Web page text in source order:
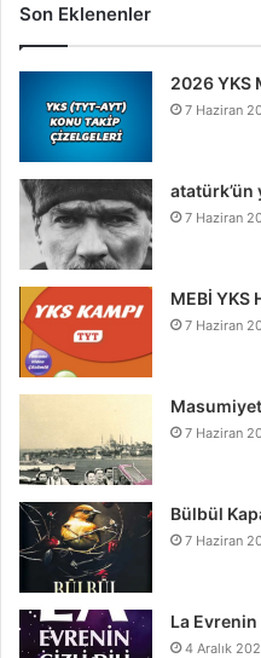
Son Eklenenler
2026 YKS
7 Haziran
atatürk’ün
7 Haziran
MEBİ YKS
7 Haziran
7 Haziran
Bülbül
7 Haziran
La Evrenin
4 Aralık